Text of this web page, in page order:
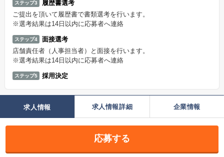
ステップ3
履歴書選考
ご提出を頂いて履歴書で書類選考を行います。
※選考結果は14日以内に応募者へ連絡
ステップ4
面接選考
店舗責任者（人事担当者）と面接を行います。
※選考結果は14日以内に応募者へ連絡
ステップ5 採用決定
求人情報 求人情報詳細 企業情報
応募する